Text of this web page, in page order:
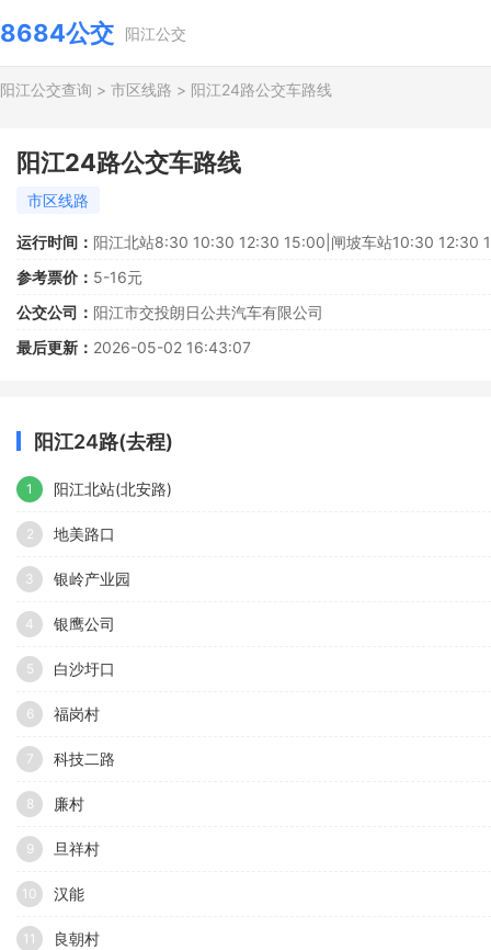
8684公交 阳江公交
阳江公交查询 > 市区线路 > 阳江24路公交车路线
阳江24路公交车路线
市区线路
运行时间： 阳江北站8:30 10:30 12:30 15:00|闸坡车站10:30 12:30
参考票价： 5-16元
公交公司： 阳江市交投朗日公共汽车有限公司
最后更新： 2026-05-02 16:43:07
阳江24路(去程)
1 阳江北站(北安路)
2 地美路口
3 银岭产业园
4 银鹰公司
5 白沙圩口
6 福岗村
7 科技二路
8 廉村
9 旦祥村
10 汉能
11 良朝村